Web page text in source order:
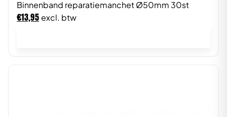
Binnenband reparatiemanchet Ø50mm 30st
€13,95 excl. btw